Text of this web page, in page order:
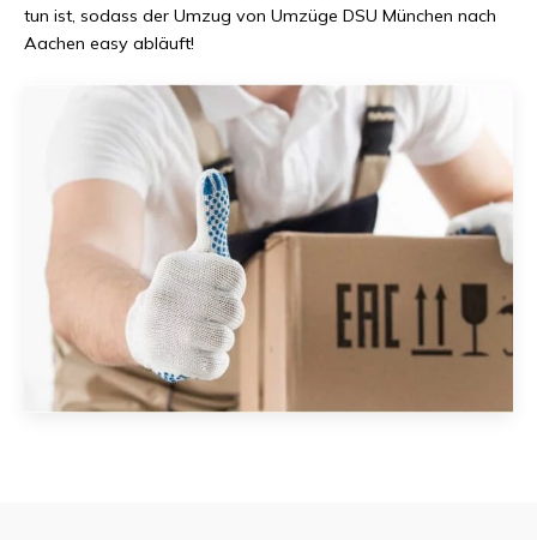
tun ist, sodass der Umzug von Umzüge DSU München nach
Aachen easy abläuft!